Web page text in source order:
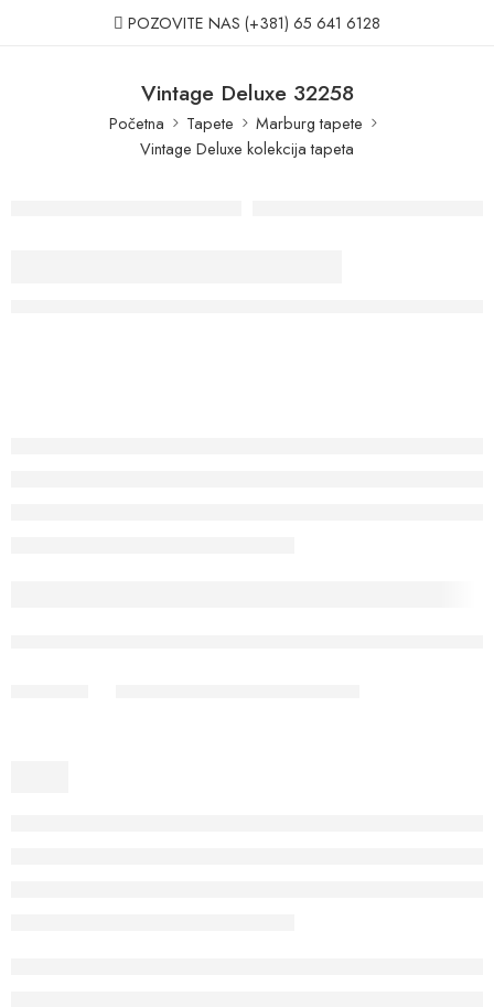
POZOVITE NAS (+381) 65 641 6128
Vintage Deluxe 32258
Početna Tapete
Marburg tapete
Vintage Deluxe kolekcija tapeta